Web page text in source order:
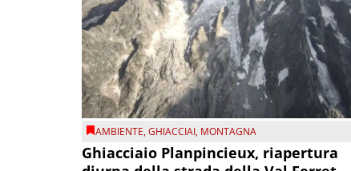
AMBIENTE,GHIACCIAI, MONTAGNA
Ghiacciaio Planpincieux, riapertura